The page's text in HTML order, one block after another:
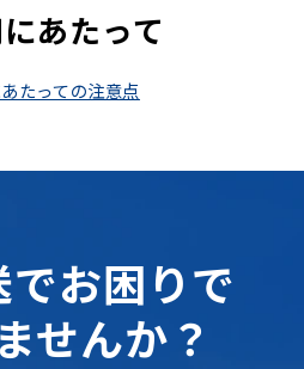
あたって
たっての注意点
お困りで
せんか？